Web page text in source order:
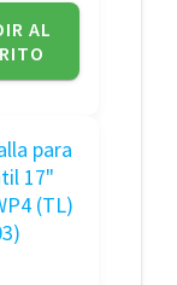
AL